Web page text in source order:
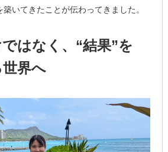
いてきたことが伝わってきました。
はなく、“結果”を
界へ